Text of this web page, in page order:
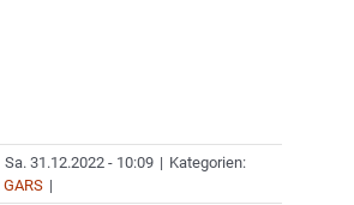
Sa. 31.12.2022 - 10:09 | Kategorien:
GARS |